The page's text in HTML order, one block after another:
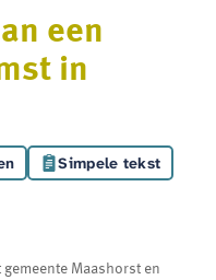
een
in
Simpele tekst
Maashorst en